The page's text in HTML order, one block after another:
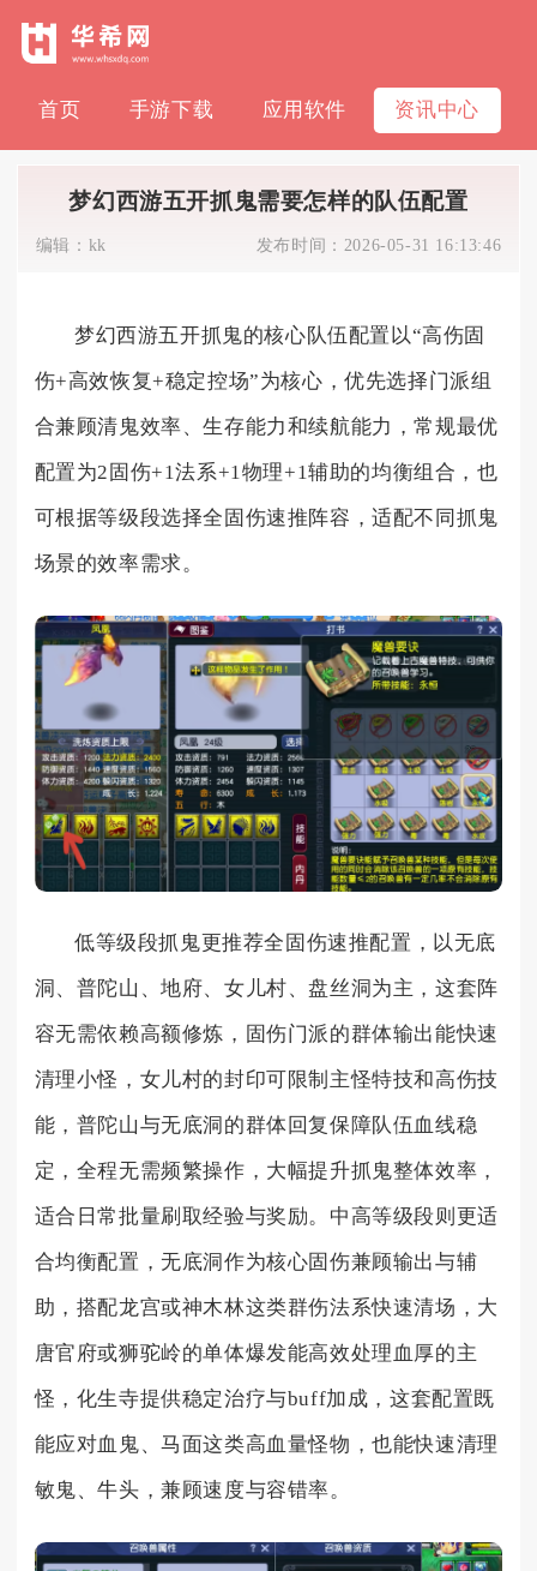
首页 手游下载 应用软件 资讯中心
梦幻西游五开抓鬼需要怎样的队伍配置
编辑： kk 发布时间： 2026-05-31 16:13:46
梦幻西游五开抓鬼的核心队伍配置以“高伤固
伤+高效恢复+稳定控场”为核心，优先选择门派组
合兼顾清鬼效率、生存能力和续航能力，常规最优
配置为2固伤+1法系+1物理+1辅助的均衡组合，也
可根据等级段选择全固伤速推阵容，适配不同抓鬼
场景的效率需求。
低等级段抓鬼更推荐全固伤速推配置，以无底
洞、普陀山、地府、女儿村、盘丝洞为主，这套阵
容无需依赖高额修炼，固伤门派的群体输出能快速
清理小怪，女儿村的封印可限制主怪特技和高伤技
能，普陀山与无底洞的群体回复保障队伍血线稳
定，全程无需频繁操作，大幅提升抓鬼整体效率，
适合日常批量刷取经验与奖励。中高等级段则更适
合均衡配置，无底洞作为核心固伤兼顾输出与辅
助，搭配龙宫或神木林这类群伤法系快速清场，大
唐官府或狮驼岭的单体爆发能高效处理血厚的主
怪，化生寺提供稳定治疗与buff加成，这套配置既
能应对血鬼、马面这类高血量怪物，也能快速清理
敏鬼、牛头，兼顾速度与容错率。